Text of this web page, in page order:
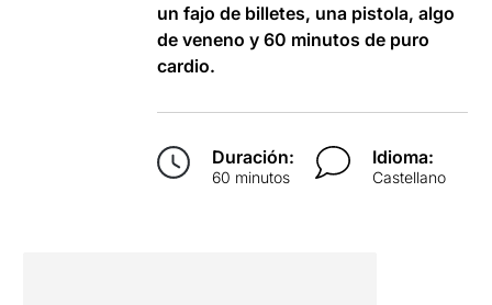
un fajo de billetes, una pistola, algo
de veneno y 60 minutos de puro
cardio.
Duración:
60 minutos
Idioma:
Castellano